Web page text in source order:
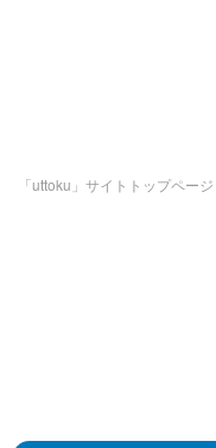
「uttoku」サイトトップページ